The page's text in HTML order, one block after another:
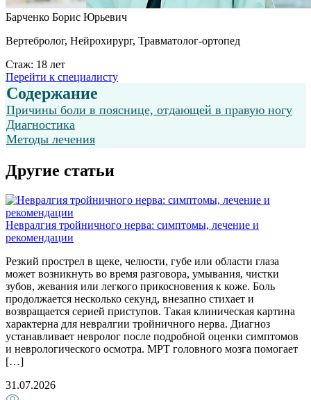
Барченко Борис Юрьевич
Вертебролог, Нейрохирург, Травматолог-ортопед
Стаж: 18 лет
Перейти к специалисту
Содержание
Причины боли в пояснице, отдающей в правую ногу
Диагностика
Методы лечения
Другие статьи
Невралгия тройничного нерва: симптомы, лечение и
рекомендации
Резкий прострел в щеке, челюсти, губе или области глаза
может возникнуть во время разговора, умывания, чистки
зубов, жевания или легкого прикосновения к коже. Боль
продолжается несколько секунд, внезапно стихает и
возвращается серией приступов. Такая клиническая картина
характерна для невралгии тройничного нерва. Диагноз
устанавливает невролог после подробной оценки симптомов
и неврологического осмотра. МРТ головного мозга помогает
[…]
31.07.2026